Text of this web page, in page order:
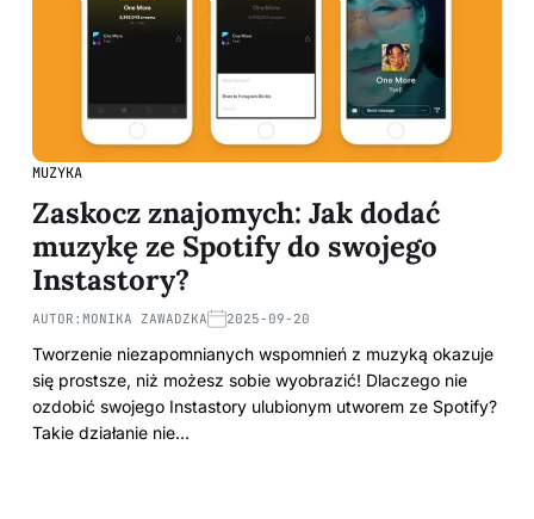
MUZYKA
Zaskocz znajomych: Jak dodać
muzykę ze Spotify do swojego
Instastory?
AUTOR: MONIKA ZAWADZKA 2025-09-20
Tworzenie niezapomnianych wspomnień z muzyką okazuje
się prostsze, niż możesz sobie wyobrazić! Dlaczego nie
ozdobić swojego Instastory ulubionym utworem ze Spotify?
Takie działanie nie…